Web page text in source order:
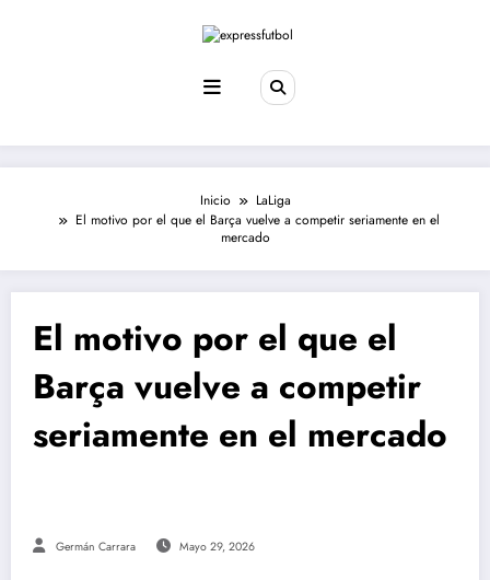
Inicio
LaLiga
El motivo por el que el Barça vuelve a competir seriamente en el
mercado
El motivo por el que el
Barça vuelve a competir
seriamente en el mercado
Germán Carrara Mayo 29, 2026